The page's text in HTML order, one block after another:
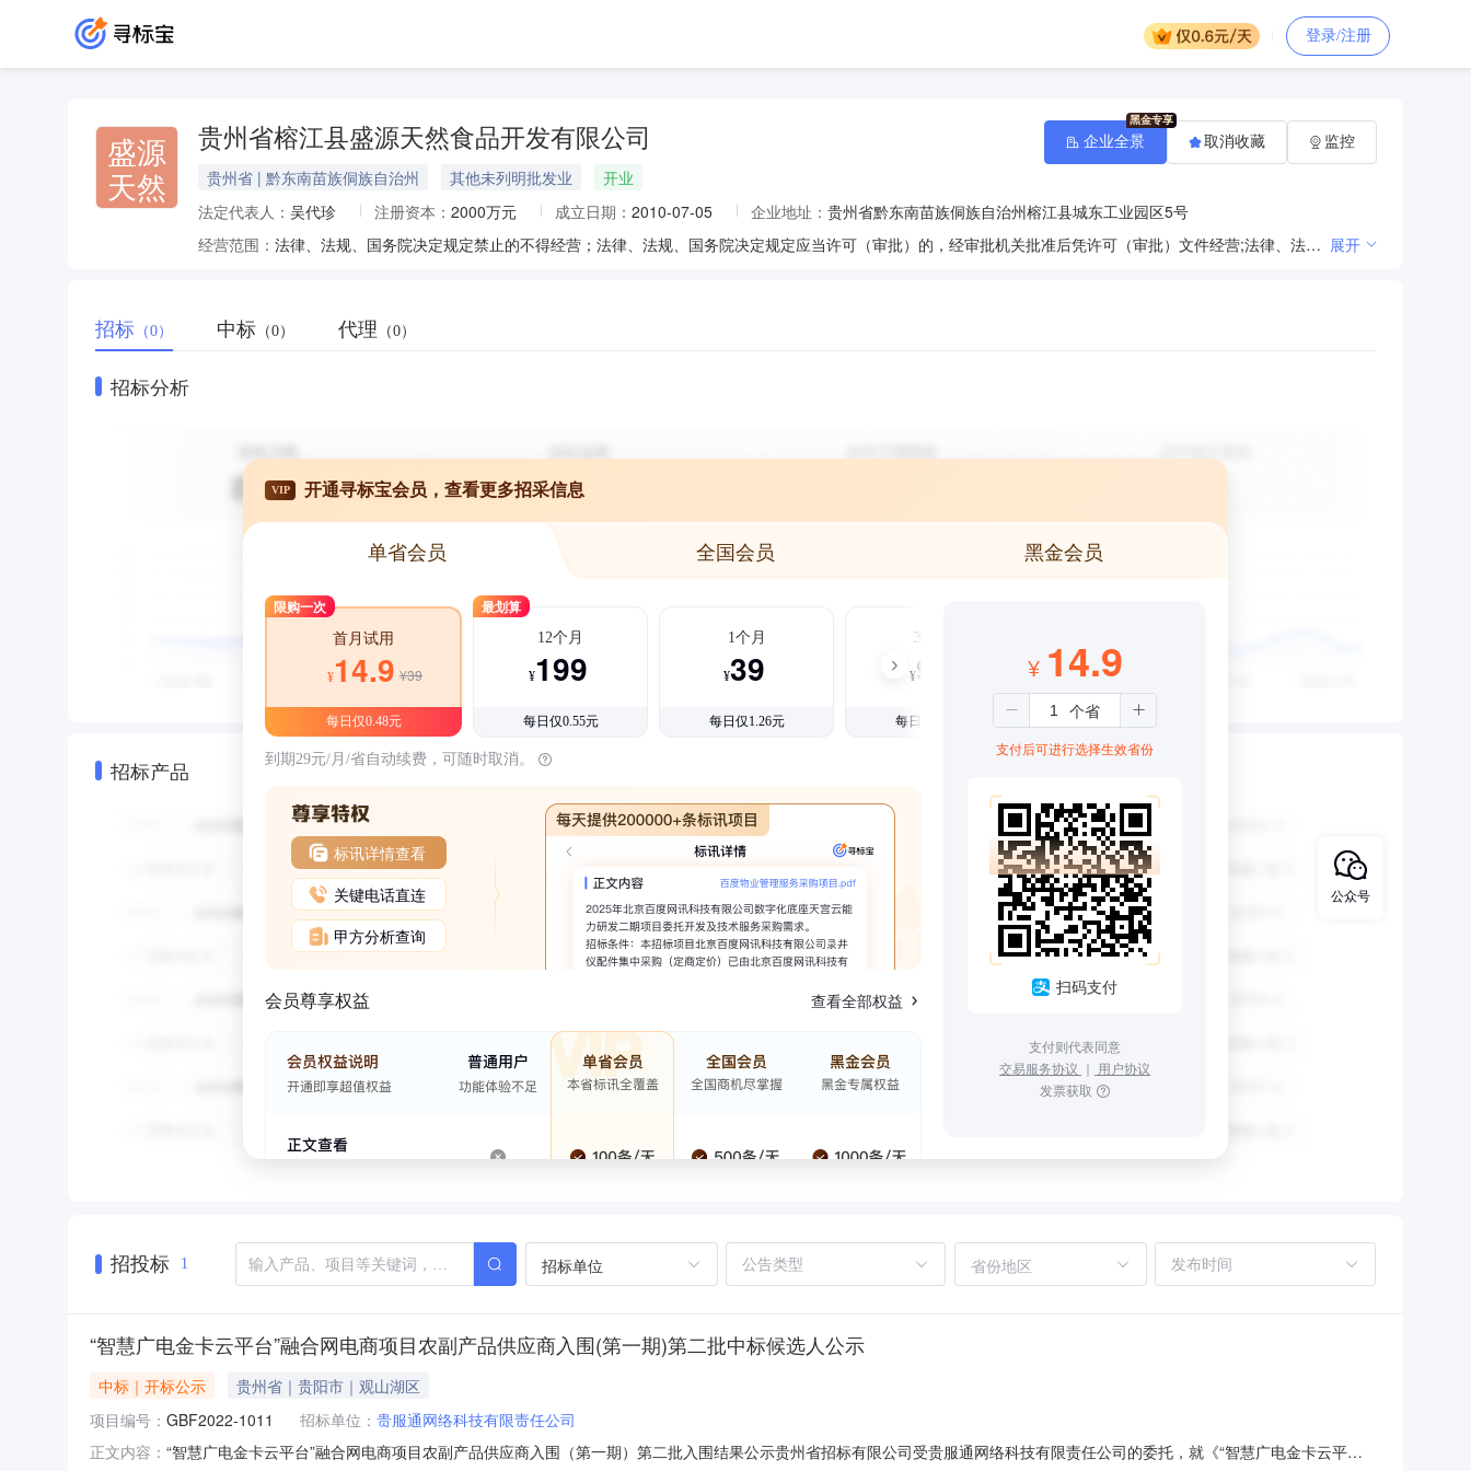
登录/注册
盛源
天然
贵州省榕江县盛源天然食品开发有限公司
贵州省 | 黔东南苗族侗族自治州 其他未列明批发业
开业
法定代表人： 吴代珍 注册资本： 2000万元 成立日期： 2010-07-05 企业地址： 贵州省黔东南苗族侗族自治州榕江县城东工业园区5号
经营范围：
法律、法规、国务院决定规定禁止的不得经营；法律、法规、国务院决定规定应当许可（审批）的，经审批机关批准后凭许可（审批）文件经营;法律、法规、国务院决定规定无需许可（审批）的，市场主体自主选择经营。（农产品的生产、销售、加工、运输、贮藏及其他相关服务；保健食品（预包装）销售；保健食品生产；食品生产；粮食加工食品生产；食品销售；食品进出口；小餐饮、小食杂、食品小作坊经营；饮料生产；餐饮服务；包装服务；食用农产品初加工；食用农产品批发；食用农产品零售；树木种植经营；林木种子生产经营；谷物销售；豆及薯类销售；林业产品销售；牲畜销售；农副产品销售；初级农产品收购；新鲜蔬菜批发；互联网销售（除销售需要许可的商品）；食品互联网销售；住宿服务；肥料销售（依法须经批准的项目，经相关部门批准后方可开展经营活动）） 展开
企业全景 取消收藏 监控
招标 （0） 中标 （0） 代理 （0）
招标分析
招标产品
VIP 开通寻标宝会员，查看更多招采信息
单省会员 全国会员 黑金会员
限购一次
首月试用
¥14.9 ¥39
每日仅0.48元
最划算
12个月
¥199
每日仅0.55元
1个月
¥39
每日仅1.26元
3个月
¥99
每日仅1.08元
到期29元/月/省自动续费，可随时取消。
标讯详情查看
关键电话直连
甲方分析查询
会员尊享权益 查看全部权益
¥ 14.9
支付后可进行选择生效省份
扫码支付
支付则代表同意
交易服务协议 ｜ 用户协议
发票获取
招投标 1 招标单位 省份地区
“智慧广电金卡云平台”融合网电商项目农副产品供应商入围(第一期)第二批中标候选人公示
中标｜开标公示
贵州省｜贵阳市｜观山湖区
项目编号： GBF2022-1011 招标单位： 贵服通网络科技有限责任公司
正文内容： “智慧广电金卡云平台”融合网电商项目农副产品供应商入围（第一期）第二批入围结果公示贵州省招标有限公司受贵服通网络科技有限责任公司的委托，就《“智慧广电金卡云平
公众号